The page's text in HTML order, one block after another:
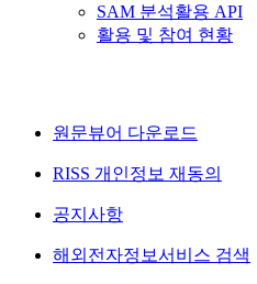
SAM 분석활용 API
활용 및 참여 현황
원문뷰어 다운로드
RISS 개인정보 재동의
공지사항
해외전자정보서비스 검색